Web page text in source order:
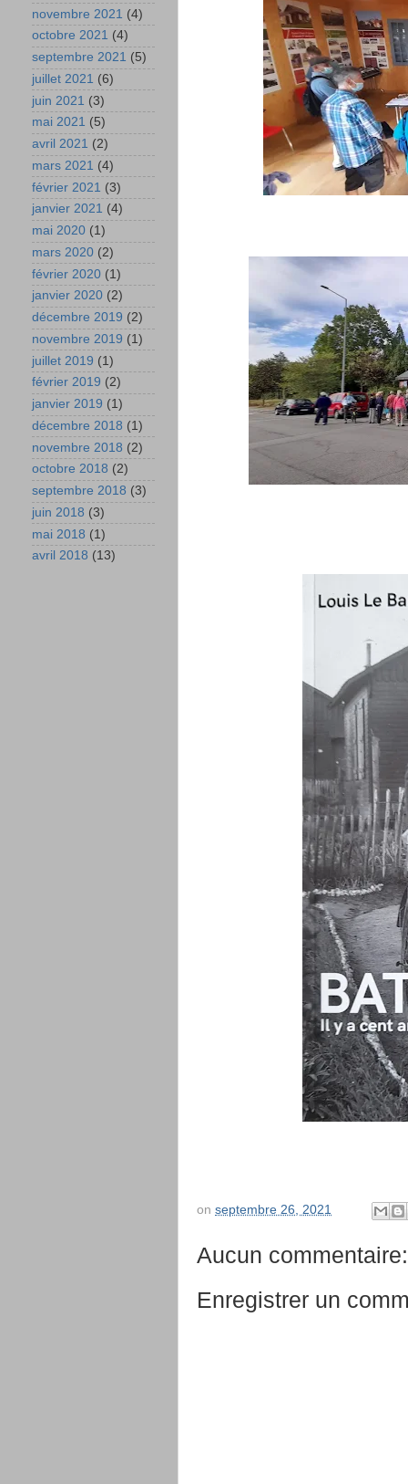
on septembre 26, 2021
Aucun commentaire:
Enregistrer un
novembre 2021 (4)
octobre 2021 (4)
septembre 2021 (5)
juillet 2021 (6)
juin 2021 (3)
mai 2021 (5)
avril 2021 (2)
mars 2021 (4)
février 2021 (3)
janvier 2021 (4)
mai 2020 (1)
mars 2020 (2)
février 2020 (1)
janvier 2020 (2)
décembre 2019 (2)
novembre 2019 (1)
juillet 2019 (1)
février 2019 (2)
janvier 2019 (1)
décembre 2018 (1)
novembre 2018 (2)
octobre 2018 (2)
septembre 2018 (3)
juin 2018 (3)
mai 2018 (1)
avril 2018 (13)